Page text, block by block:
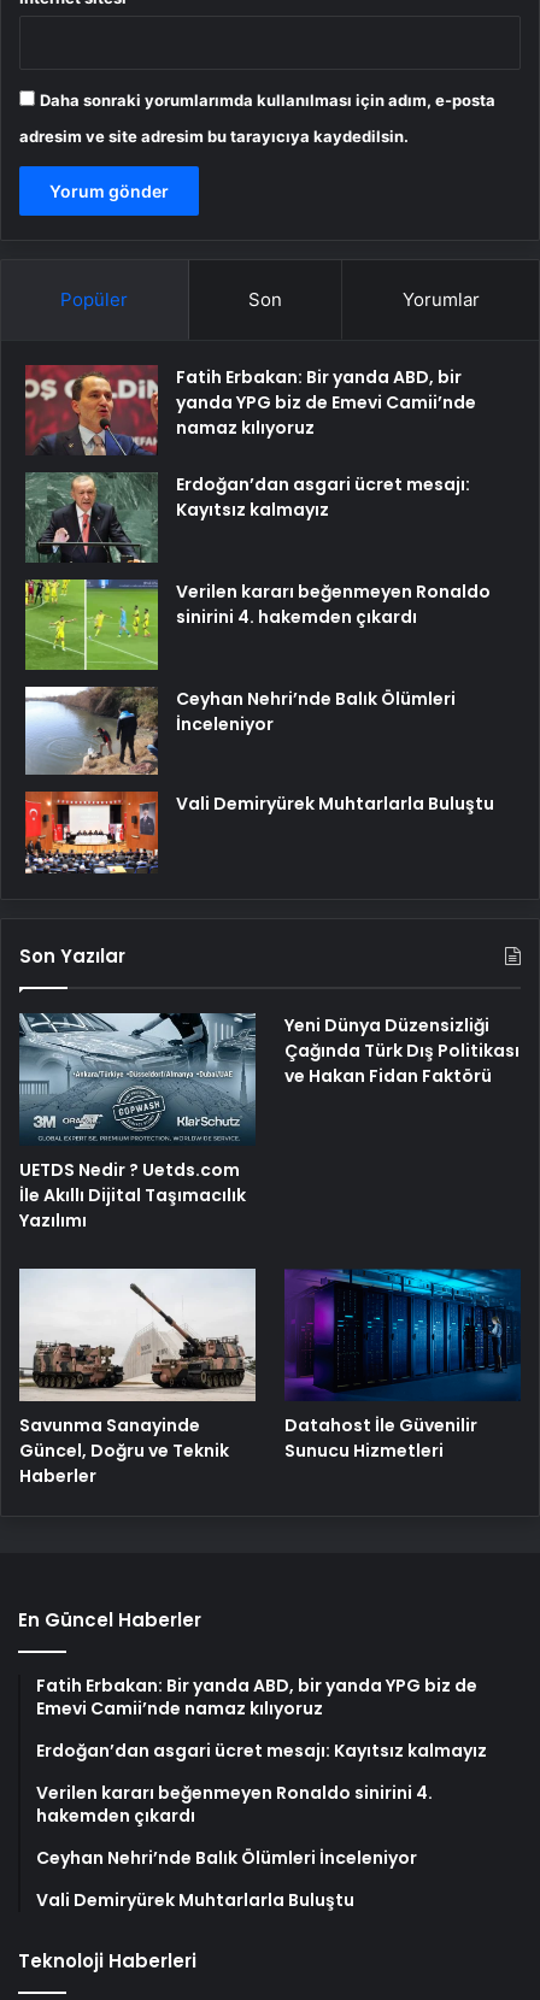
Daha sonraki yorumlarımda kullanılması için adım, e-posta
adresim ve site adresim bu tarayıcıya kaydedilsin.
Popüler Son Yorumlar
Fatih Erbakan: Bir yanda ABD, bir
yanda YPG biz de Emevi Camii’nde
namaz kılıyoruz
Erdoğan’dan asgari ücret mesajı:
Kayıtsız kalmayız
Verilen kararı beğenmeyen Ronaldo
sinirini 4. hakemden çıkardı
Ceyhan Nehri’nde Balık Ölümleri
İnceleniyor
Vali Demiryürek Muhtarlarla Buluştu
Son Yazılar
UETDS Nedir ? Uetds.com
İle Akıllı Dijital Taşımacılık
Yazılımı
Yeni Dünya Düzensizliği
Çağında Türk Dış Politikası
ve Hakan Fidan Faktörü
Savunma Sanayinde
Güncel, Doğru ve Teknik
Haberler
Datahost İle Güvenilir
Sunucu Hizmetleri
En Güncel Haberler
Fatih Erbakan: Bir yanda ABD, bir yanda YPG biz de
Emevi Camii’nde namaz kılıyoruz
Erdoğan’dan asgari ücret mesajı: Kayıtsız kalmayız
Verilen kararı beğenmeyen Ronaldo sinirini 4.
hakemden çıkardı
Ceyhan Nehri’nde Balık Ölümleri İnceleniyor
Vali Demiryürek Muhtarlarla Buluştu
Teknoloji Haberleri